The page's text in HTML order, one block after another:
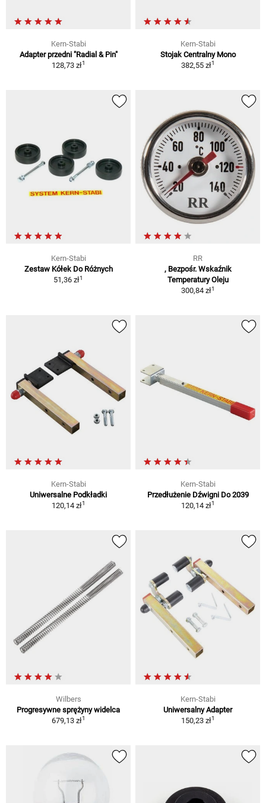
Kern-Stabi
Adapter przedni "Radial & Pin"
128,73 zł1
Kern-Stabi
Stojak Centralny Mono
382,55 zł1
Kern-Stabi
Zestaw Kółek Do Różnych
51,36 zł1
RR
, Bezpośr. Wskaźnik
Temperatury Oleju
300,84 zł1
Kern-Stabi
Uniwersalne Podkładki
120,14 zł1
Kern-Stabi
Przedłużenie Dźwigni Do 2039
120,14 zł1
Wilbers
Progresywne sprężyny widelca
679,13 zł1
Kern-Stabi
Uniwersalny Adapter
150,23 zł1